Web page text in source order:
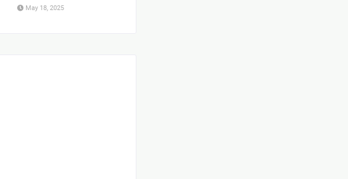
May 18, 2025